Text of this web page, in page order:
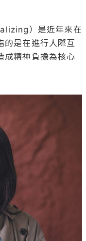
）是近年來在
的是在進行人際互
成精神負擔為核心